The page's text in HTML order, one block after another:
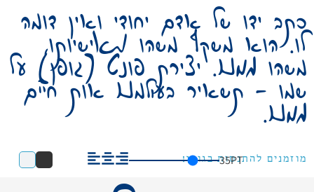
כתב ידו של אדם יחודי ואין דומה
לו. הוא משקף משהו מאישיותו,
משהו ממנו. יצירת פונט (גופן) על
שמו – תשאיר בעולמנו אות חיים
ממנו.
מוזמנים להתנסות בגופן!
35PT